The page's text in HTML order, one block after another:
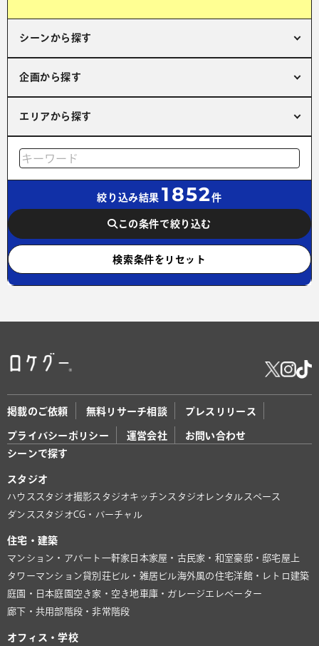
シーンから探す
企画から探す
エリアから探す
絞り込み結果 1852件
この条件で絞り込む
検索条件をリセット
掲載のご依頼 無料リサーチ相談 プレスリリース
プライバシーポリシー 運営会社
お問い合わせ
シーンで探す
スタジオ
ハウススタジオ撮影スタジオキッチンスタジオ レンタルスペース
ダンススタジオCG・バーチャル
住宅・建築
マンション・アパート 一軒家 日本家屋・古民家・和室豪邸・邸宅屋上
タワーマンション貸別荘ビル・雑居ビル海外風の住宅洋館・レトロ建築
庭園・日本庭園 空き家・空き地 車庫・ガレージ エレベーター
廊下・共用部階段・非常階段
オフィス・学校